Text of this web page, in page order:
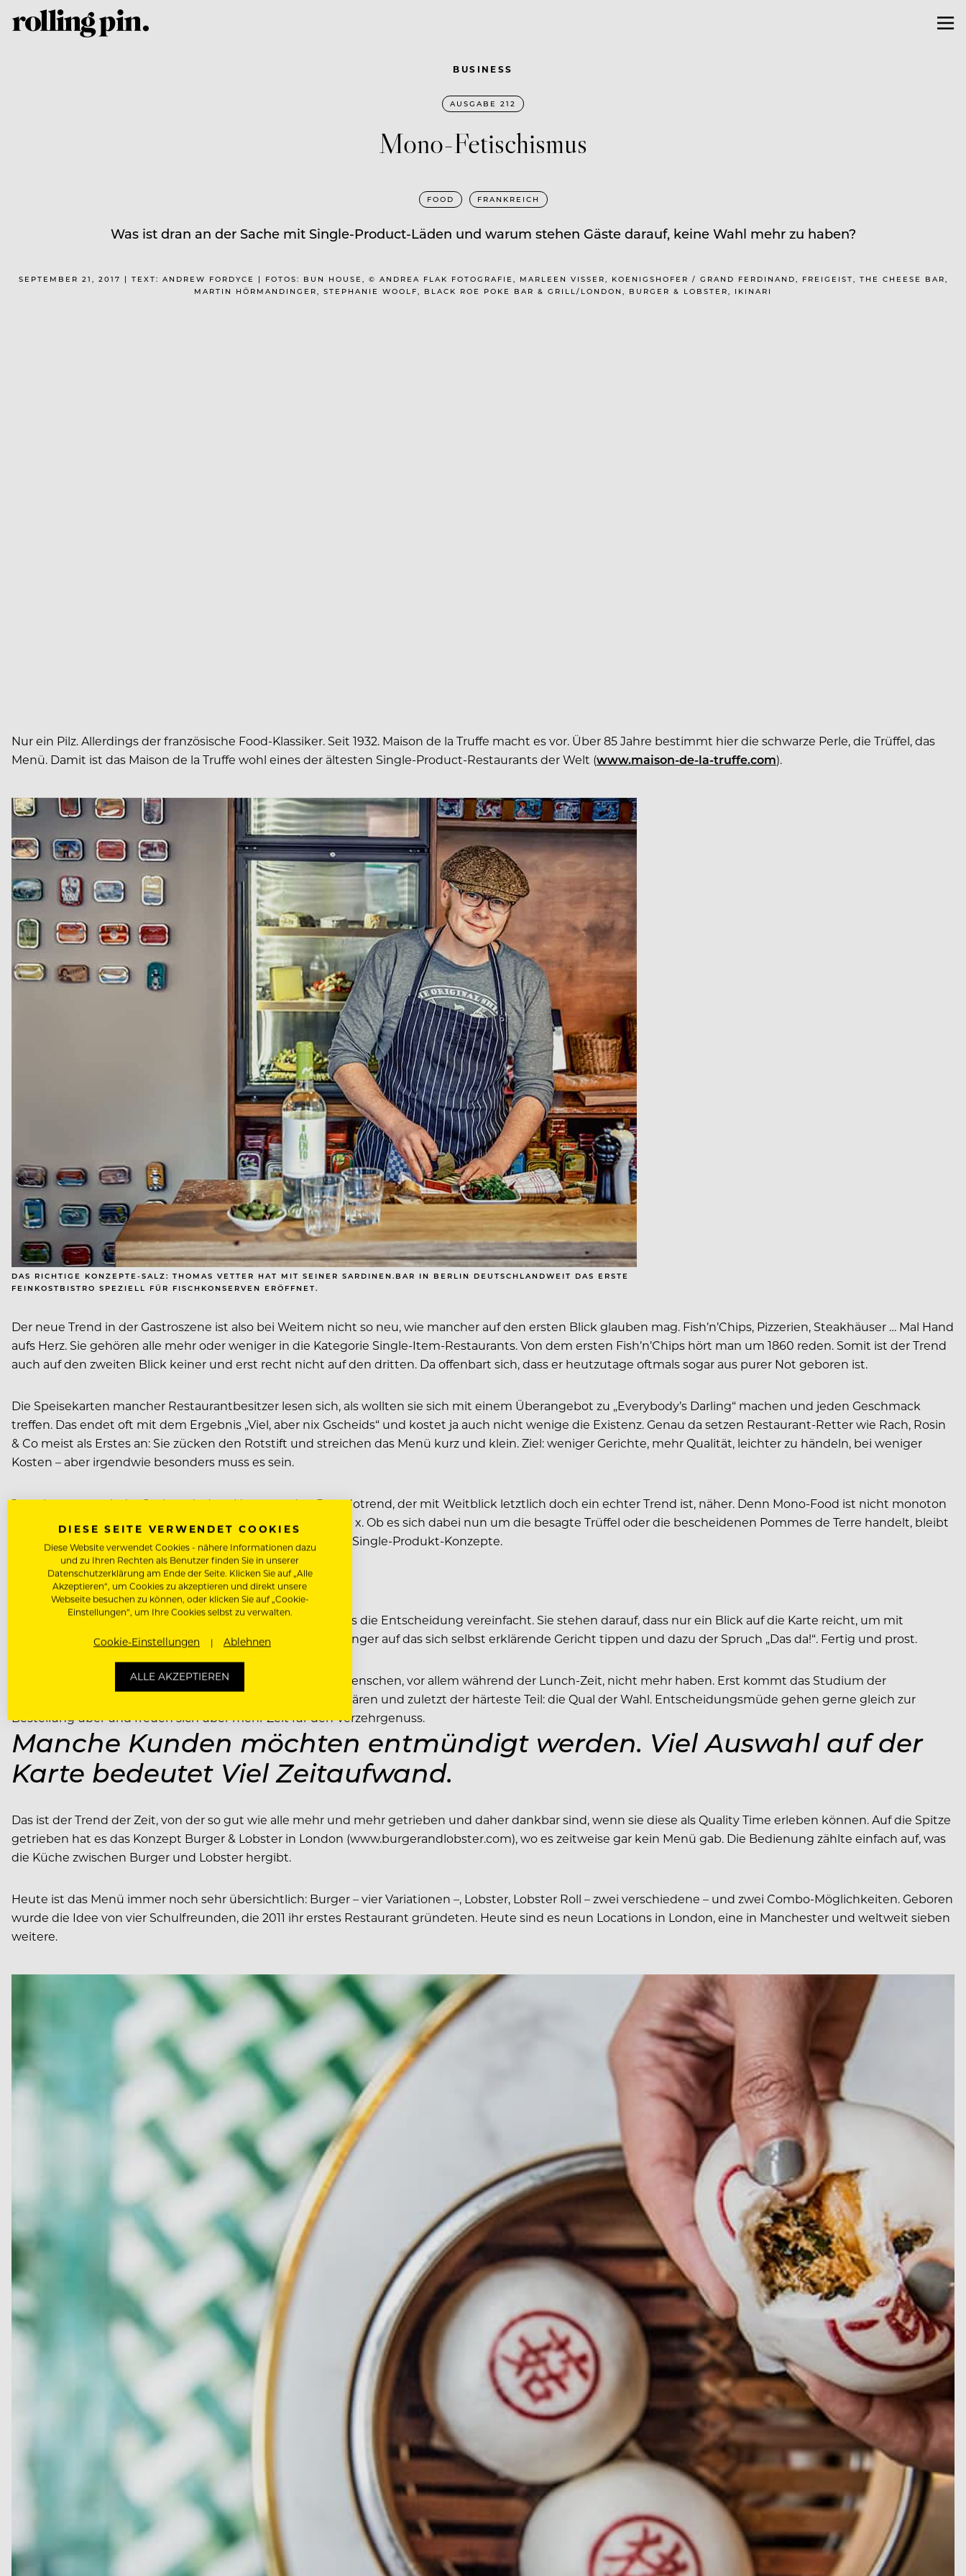
BUSINESS
AUSGABE 212
Mono-Fetischismus
FOOD FRANKREICH
Was ist dran an der Sache mit Single-Product-Läden und warum stehen Gäste darauf, keine Wahl mehr zu haben?
SEPTEMBER 21, 2017 | TEXT: ANDREW FORDYCE | FOTOS: BUN HOUSE, © ANDREA FLAK FOTOGRAFIE, MARLEEN VISSER, KOENIGSHOFER / GRAND FERDINAND, FREIGEIST, THE CHEESE BAR,
MARTIN HÖRMANDINGER, STEPHANIE WOOLF, BLACK ROE POKE BAR & GRILL/LONDON, BURGER & LOBSTER, IKINARI
Nur ein Pilz. Allerdings der französische Food-Klassiker. Seit 1932. Maison de la Truffe macht es vor. Über 85 Jahre bestimmt hier die schwarze Perle, die Trüffel, das
Menü. Damit ist das Maison de la Truffe wohl eines der ältesten Single-Product-Restaurants der Welt (www.maison-de-la-truffe.com).
DAS RICHTIGE KONZEPTE-SALZ: THOMAS VETTER HAT MIT SEINER SARDINEN.BAR IN BERLIN DEUTSCHLANDWEIT DAS ERSTE
FEINKOSTBISTRO SPEZIELL FÜR FISCHKONSERVEN ERÖFFNET.
Der neue Trend in der Gastroszene ist also bei Weitem nicht so neu, wie mancher auf den ersten Blick glauben mag. Fish’n’Chips, Pizzerien, Steakhäuser … Mal Hand
aufs Herz. Sie gehören alle mehr oder weniger in die Kategorie Single-Item-Restaurants. Von dem ersten Fish­’n’Chips hört man um 1860 reden. Somit ist der Trend
auch auf den zweiten Blick keiner und erst recht nicht auf den dritten. Da offenbart sich, dass er heutzutage oftmals sogar aus purer Not geboren ist.
Die Speisekarten mancher Restaurantbesitzer lesen sich, als wollten sie sich mit einem Überangebot zu „Everybody’s Darling“ machen und jeden Geschmack
treffen. Das endet oft mit dem Ergebnis „Viel, aber nix Gscheids“ und kostet ja auch nicht wenige die Existenz. Genau da setzen Restaurant-Retter wie Rach, Rosin
& Co meist als Erstes an: Sie zücken den Rotstift und streichen das Menü kurz und klein. Ziel: weniger Gerichte, mehr Qualität, leichter zu händeln, bei weniger
Kosten – aber irgendwie besonders muss es sein.
Jetzt kommen wir der Sache mit dem Hype um den Pseudotrend, der mit Weitblick letztlich doch ein echter Trend ist, näher. Denn Mono-Food ist nicht monoton
oder mit fad gleichzusetzen, sondern fordert Fantasie hoch x. Ob es sich dabei nun um die besagte Trüffel oder die bescheidenen Pommes de Terre handelt, bleibt
sich gleich. Wie und dass es funktioniert, zeigen zahlreiche Single-Produkt-Konzepte.
BESONDERS PRAKTISCH
Manche Kunden lieben es, entmündigt zu werden, wenn es die Entscheidung vereinfacht. Sie stehen darauf, dass nur ein Blick auf die Karte reicht, um mit
ebensolchem das Angebot zu erfassen. Danach mit dem Finger auf das sich selbst erklärende Gericht tippen und dazu der Spruch „Das da!“. Fertig und prost.
Viel Auswahl kostet viel Zeit, die heutzutage die meisten Menschen, vor allem während der Lunch-Zeit, nicht mehr haben. Erst kommt das Studium der
Speisekarte, dann muss der Ober das eine oder andere erklären und zuletzt der härteste Teil: die Qual der Wahl. Entscheidungsmüde gehen gerne gleich zur
Bestellung über und freuen sich über mehr Zeit für den Verzehrgenuss.
Manche Kunden möchten entmündigt werden. Viel Auswahl auf der
Karte bedeutet Viel Zeitaufwand.
Das ist der Trend der Zeit, von der so gut wie alle mehr und mehr getrieben und daher dankbar sind, wenn sie diese als Quality Time erleben können. Auf die Spitze
getrieben hat es das Konzept Burger & Lobster in London (www.burgerandlobster.com), wo es zeitweise gar kein Menü gab. Die Bedienung zählte einfach auf, was
die Küche zwischen Burger und Lobster hergibt.
Heute ist das Menü immer noch sehr übersichtlich: Burger – vier Variationen –, Lobster, Lobster Roll – zwei verschiedene – und zwei Combo-Möglichkeiten. Geboren
wurde die Idee von vier Schulfreunden, die 2011 ihr erstes Restaurant gründeten. Heute sind es neun Locations in London, eine in Manchester und weltweit sieben
weitere.
DIESE SEITE VERWENDET COOKIES
Diese Website verwendet Cookies - nähere Informationen dazu
und zu Ihren Rechten als Benutzer finden Sie in unserer
Datenschutzerklärung am Ende der Seite. Klicken Sie auf „Alle
Akzeptieren“, um Cookies zu akzeptieren und direkt unsere
Webseite besuchen zu können, oder klicken Sie auf „Cookie-
Einstellungen“, um Ihre Cookies selbst zu verwalten.
Cookie-Einstellungen Ablehnen
ALLE AKZEPTIEREN